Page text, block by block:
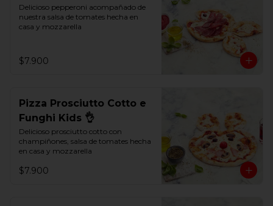
Delicioso pepperoni acompañado de
nuestra salsa de tomates hecha en
casa y mozzarella
$7.900
Pizza Prosciutto Cotto e
Funghi Kids 👌
Delicioso prosciutto cotto con
champiñones, salsa de tomates hecha
en casa y mozzarella
$7.900